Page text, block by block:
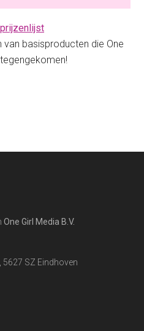
basisproducten die One
One Girl Media B.V.
SZ Eindhoven